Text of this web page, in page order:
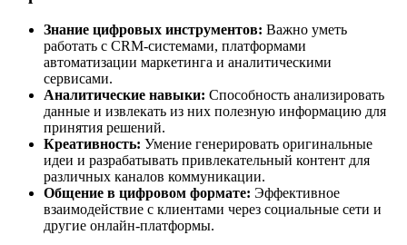
Знание цифровых инструментов: Важно уметь
работать с CRM-системами, платформами
автоматизации маркетинга и аналитическими
сервисами.
Аналитические навыки: Способность анализировать
данные и извлекать из них полезную информацию для
принятия решений.
Креативность: Умение генерировать оригинальные
идеи и разрабатывать привлекательный контент для
различных каналов коммуникации.
Общение в цифровом формате: Эффективное
взаимодействие с клиентами через социальные сети и
другие онлайн-платформы.